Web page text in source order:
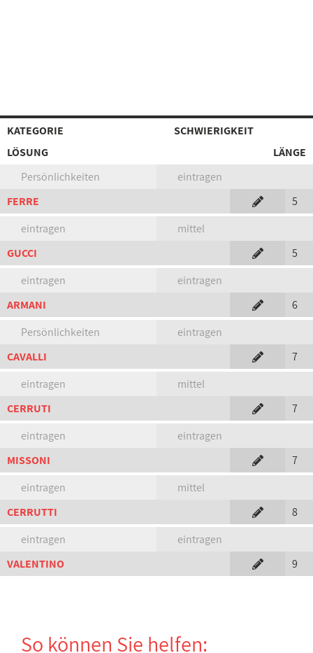
KATEGORIE
SCHWIERIGKEIT
LÖSUNG
LÄNGE
Persönlichkeiten
eintragen
FERRE
5
eintragen
mittel
GUCCI
5
eintragen
eintragen
ARMANI
6
Persönlichkeiten
eintragen
CAVALLI
7
eintragen
mittel
CERRUTI
7
eintragen
eintragen
MISSONI
7
eintragen
mittel
CERRUTTI
8
eintragen
eintragen
VALENTINO
9
So können Sie helfen: